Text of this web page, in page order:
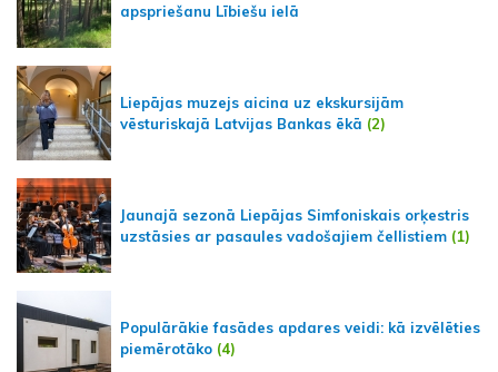
apspriešanu Lībiešu ielā
Liepājas muzejs aicina uz ekskursijām
vēsturiskajā Latvijas Bankas ēkā (2)
Jaunajā sezonā Liepājas Simfoniskais orķestris
uzstāsies ar pasaules vadošajiem čellistiem (1)
Populārākie fasādes apdares veidi: kā izvēlēties
piemērotāko (4)